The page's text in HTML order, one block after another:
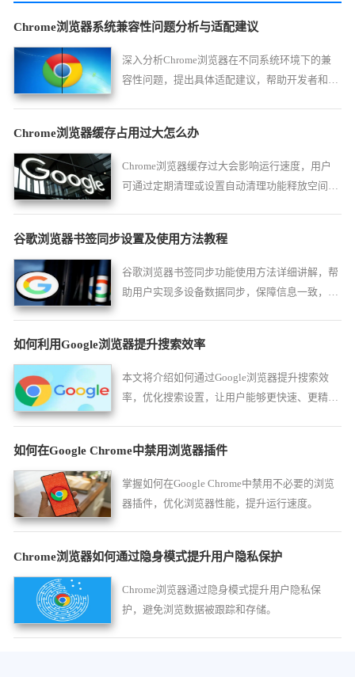
Chrome浏览器系统兼容性问题分析与适配建议
深入分析Chrome浏览器在不同系统环境下的兼
容性问题，提出具体适配建议，帮助开发者和用
Chrome浏览器缓存占用过大怎么办
Chrome浏览器缓存过大会影响运行速度，用户
可通过定期清理或设置自动清理功能释放空间。
谷歌浏览器书签同步设置及使用方法教程
谷歌浏览器书签同步功能使用方法详细讲解，帮
助用户实现多设备数据同步，保障信息一致，提
如何利用Google浏览器提升搜索效率
本文将介绍如何通过Google浏览器提升搜索效
率，优化搜索设置，让用户能够更快速、更精准
如何在Google Chrome中禁用浏览器插件
掌握如何在Google Chrome中禁用不必要的浏览
器插件，优化浏览器性能，提升运行速度。
Chrome浏览器如何通过隐身模式提升用户隐私保护
Chrome浏览器通过隐身模式提升用户隐私保
护，避免浏览数据被跟踪和存储。